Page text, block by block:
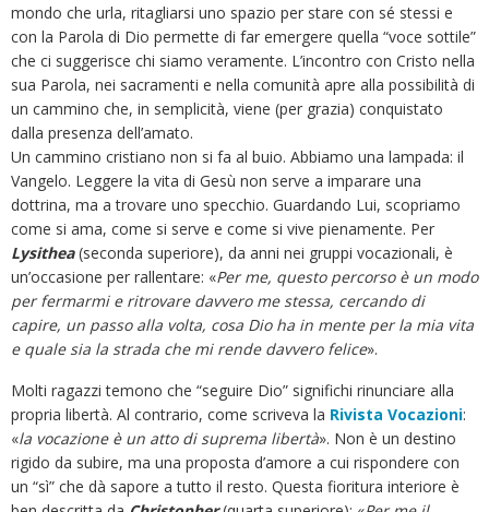
mondo che urla, ritagliarsi uno spazio per stare con sé stessi e
con la Parola di Dio permette di far emergere quella “voce sottile”
che ci suggerisce chi siamo veramente. L’incontro con Cristo nella
sua Parola, nei sacramenti e nella comunità apre alla possibilità di
un cammino che, in semplicità, viene (per grazia) conquistato
dalla presenza dell’amato.
Un cammino cristiano non si fa al buio. Abbiamo una lampada: il
Vangelo. Leggere la vita di Gesù non serve a imparare una
dottrina, ma a trovare uno specchio. Guardando Lui, scopriamo
come si ama, come si serve e come si vive pienamente. Per
Lysithea(seconda superiore), da anni nei gruppi vocazionali, è
un’occasione per rallentare: «Per me, questo percorso è un modo
per fermarmi e ritrovare davvero me stessa, cercando di
capire, un passo alla volta, cosa Dio ha in mente per la mia vita
e quale sia la strada che mi rende davvero felice».
Molti ragazzi temono che “seguire Dio” significhi rinunciare alla
propria libertà. Al contrario, come scriveva la Rivista Vocazioni:
«la vocazione è un atto di suprema libertà». Non è un destino
rigido da subire, ma una proposta d’amore a cui rispondere con
un “sì” che dà sapore a tutto il resto. Questa fioritura interiore è